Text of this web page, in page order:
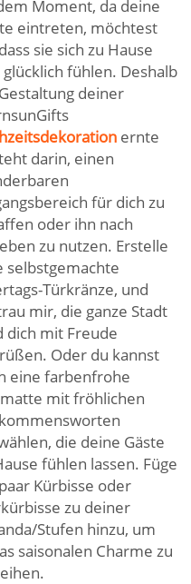
Moment, da deine
eintreten, möchtest
sie sich zu Hause
glücklich fühlen. Deshalb
deiner
ernte
darin, einen
für dich zu
oder ihn nach
zu nutzen. Erstelle
selbstgemachte
Türkränze, und
mir, die ganze Stadt
dich mit Freude
Oder du kannst
eine farbenfrohe
mit fröhlichen
die deine Gäste
fühlen lassen. Füge
Kürbisse oder
zu deiner
Stufen hinzu, um
saisonalen Charme zu